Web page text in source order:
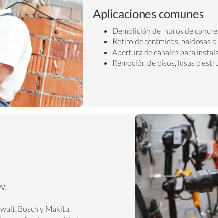
Aplicaciones comunes
Demolición de muros de
Retiro de cerámicos, baldosas
Apertura de canales para
Remoción de pisos, losas o
Bosch y Makita.